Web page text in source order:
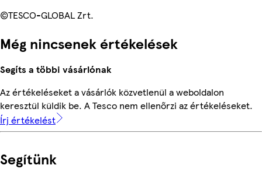
©TESCO-GLOBAL Zrt.
Még nincsenek értékelések
Segíts a többi vásárlónak
Az értékeléseket a vásárlók közvetlenül a weboldalon
keresztül küldik be. A Tesco nem ellenőrzi az értékeléseket.
Írj értékelést
Segítünk